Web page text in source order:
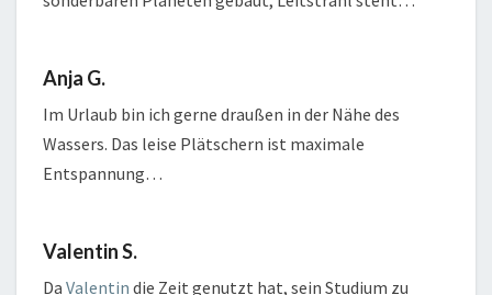
Anja G.
Im Urlaub bin ich gerne draußen in der Nähe des
Wassers. Das leise Plätschern ist maximale
Entspannung…
Valentin S.
Da Valentin die Zeit genutzt hat, sein Studium zu